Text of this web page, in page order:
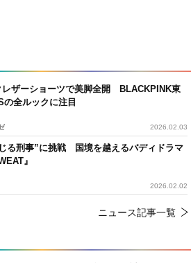
レザーショーツで美脚全開 BLACKPINK東
の全ルックに注目
2026.02.03
る刑事”に挑戦 国境を越えるバディドラマ
』
2026.02.02
ニュース記事一覧